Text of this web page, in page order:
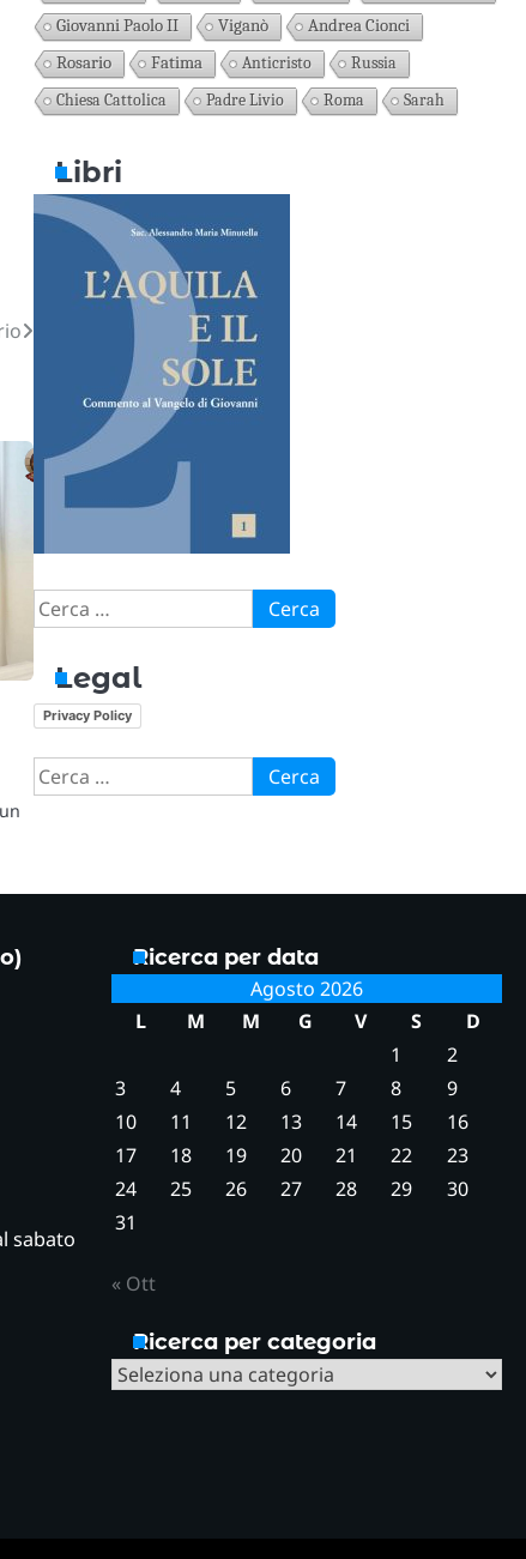
Giovanni Paolo II
Viganò
Andrea Cionci
Rosario
Fatima Anticristo
Russia
Chiesa Cattolica
Padre Livio Roma Sarah
Libri
Ricerca
per:
Legal
Privacy Policy
Ricerca
per:
sabato
Ricerca per data
Agosto 2026
L
M M G V S
D
1
2
3
4 5 6 7 8
9
10
11 12 13 14 15
16
17
18 19 20 21 22
23
24
25 26 27 28 29
30
31
« Ott
Ricerca per categoria
Ricerca